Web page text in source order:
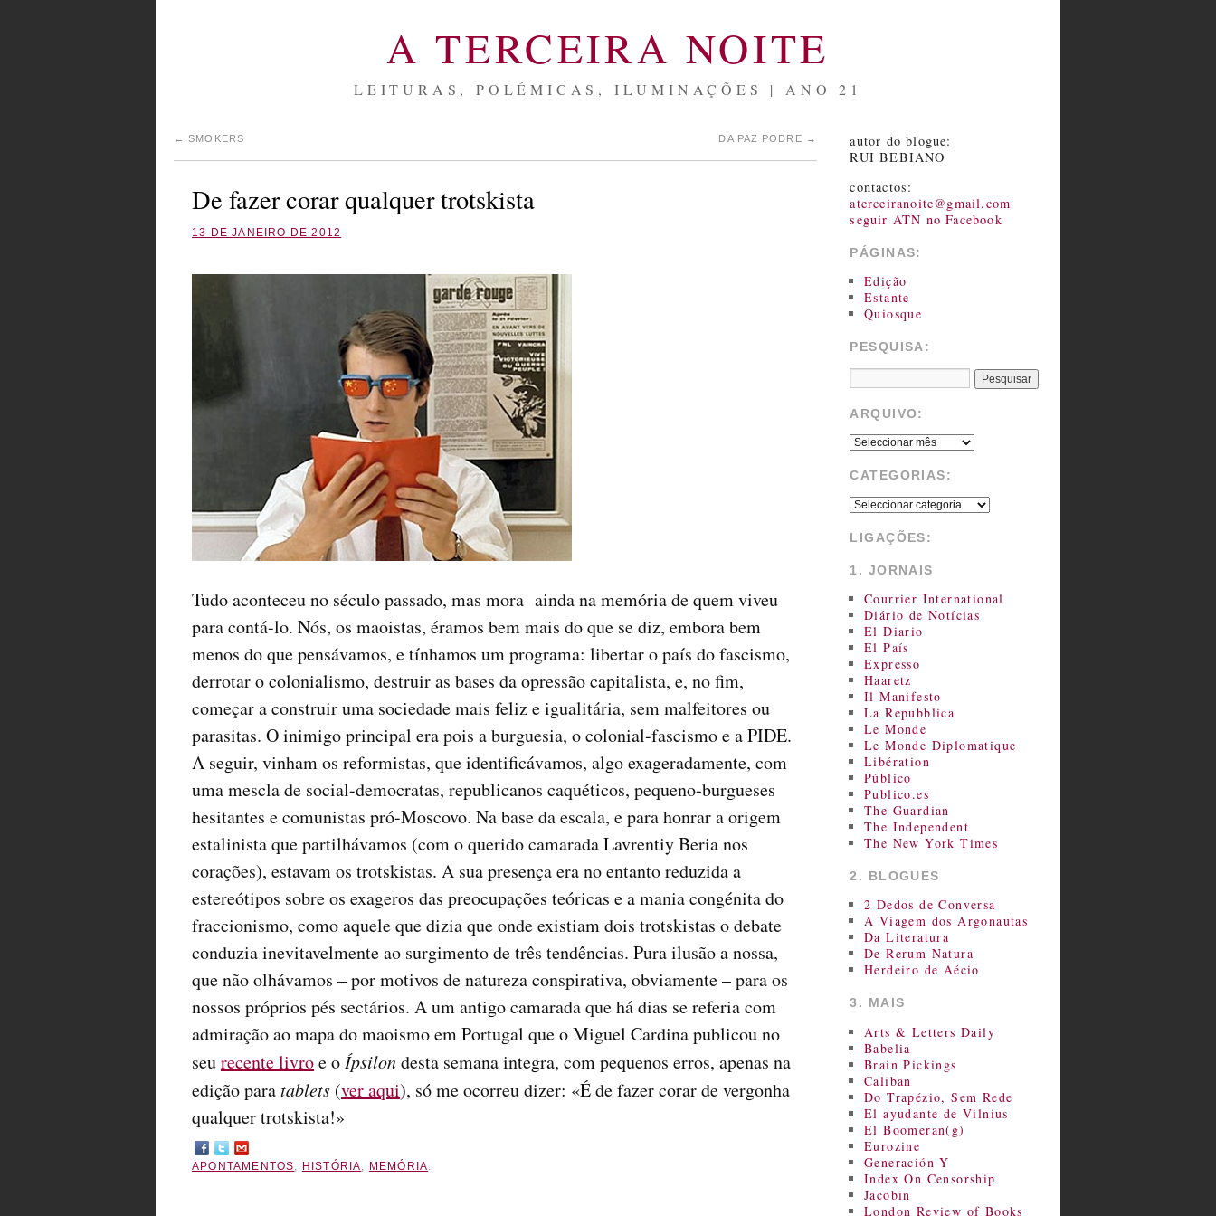
A TERCEIRA NOITE
LEITURAS, POLÉMICAS, ILUMINAÇÕES | ANO 21
← SMOKERS DA PAZ PODRE →
De fazer corar qualquer trotskista
13 DE JANEIRO DE 2012
Tudo aconteceu no século passado, mas mora ainda na memória de quem viveu
para contá-lo. Nós, os maoistas, éramos bem mais do que se diz, embora bem
menos do que pensávamos, e tínhamos um programa: libertar o país do fascismo,
derrotar o colonialismo, destruir as bases da opressão capitalista, e, no fim,
começar a construir uma sociedade mais feliz e igualitária, sem malfeitores ou
parasitas. O inimigo principal era pois a burguesia, o colonial-fascismo e a PIDE.
A seguir, vinham os reformistas, que identificávamos, algo exageradamente, com
uma mescla de social-democratas, republicanos caquéticos, pequeno-burgueses
hesitantes e comunistas pró-Moscovo. Na base da escala, e para honrar a origem
estalinista que partilhávamos (com o querido camarada Lavrentiy Beria nos
corações), estavam os trotskistas. A sua presença era no entanto reduzida a
estereótipos sobre os exageros das preocupações teóricas e a mania congénita do
fraccionismo, como aquele que dizia que onde existiam dois trotskistas o debate
conduzia inevitavelmente ao surgimento de três tendências. Pura ilusão a nossa,
que não olhávamos – por motivos de natureza conspirativa, obviamente – para os
nossos próprios pés sectários. A um antigo camarada que há dias se referia com
admiração ao mapa do maoismo em Portugal que o Miguel Cardina publicou no
seurecente livroe o Ípsilondesta semana integra, com pequenos erros, apenas na
edição paratablets (ver aqui), só me ocorreu dizer: «É de fazer corar de vergonha
qualquer trotskista!»
APONTAMENTOS, HISTÓRIA, MEMÓRIA.
autor do blogue:
RUI BEBIANO
contactos:
aterceiranoite@gmail.com
seguir ATN no Facebook
PÁGINAS:
Edição
Estante
Quiosque
PESQUISA:
ARQUIVO:
CATEGORIAS:
LIGAÇÕES:
1. JORNAIS
Courrier International
Diário de Notícias
El Diario
El País
Expresso
Haaretz
Il Manifesto
La Repubblica
Le Monde
Le Monde Diplomatique
Libération
Público
Publico.es
The Guardian
The Independent
The New York Times
2. BLOGUES
2 Dedos de Conversa
A Viagem dos Argonautas
Da Literatura
De Rerum Natura
Herdeiro de Aécio
3. MAIS
Arts & Letters Daily
Babelia
Brain Pickings
Caliban
Do Trapézio, Sem Rede
El ayudante de Vilnius
El Boomeran(g)
Eurozine
Generación Y
Index On Censorship
Jacobin
London Review of Books